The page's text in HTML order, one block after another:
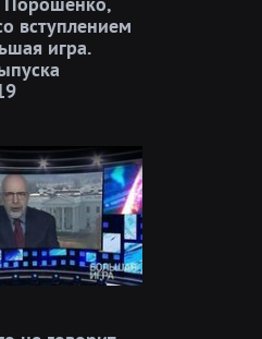
вступлением
игра.